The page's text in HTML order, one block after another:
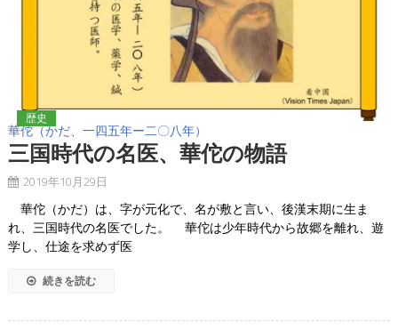
華佗（かだ、一四五年ー二〇八年）
歴史
三国時代の名医、華佗の物語
2019年10月29日
華佗（かだ）は、字が元化で、名が敷と言い、後漢末期に生ま
れ、三国時代の名医でした。 華佗は少年時代から故郷を離れ、遊
学し、仕途を求めず医
続きを読む